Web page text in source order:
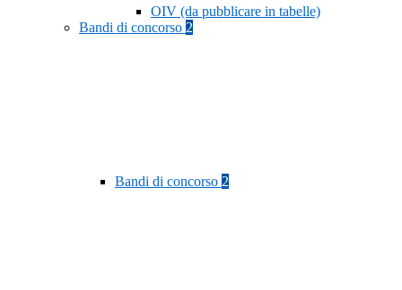
OIV (da pubblicare in tabelle)
Bandi di concorso 2
Bandi di concorso 2